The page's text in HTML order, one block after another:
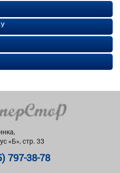
«Б», стр. 33
797-38-78